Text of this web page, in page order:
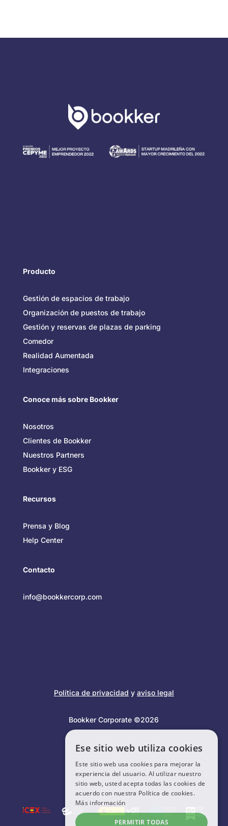
Producto
Gestión de espacios de trabajo
Organización de puestos de trabajo
Gestión y reservas de plazas de parking
Comedor
Realidad Aumentada
Integraciones
Conoce más sobre Bookker
Nosotros
Clientes de Bookker
Nuestros Partners
Bookker y ESG
Recursos
Prensa y Blog
Help Center
Contacto
info@bookkercorp.com
Política de privacidad y aviso legal
Bookker Corporate ©2026
Ese sitio web utiliza cookies
Este sitio web usa cookies para mejorar la
experiencia del usuario. Al utilizar nuestro
sitio web, usted acepta todas las cookies de
acuerdo con nuestra Política de cookies.
Más información
PERMITIR TODAS